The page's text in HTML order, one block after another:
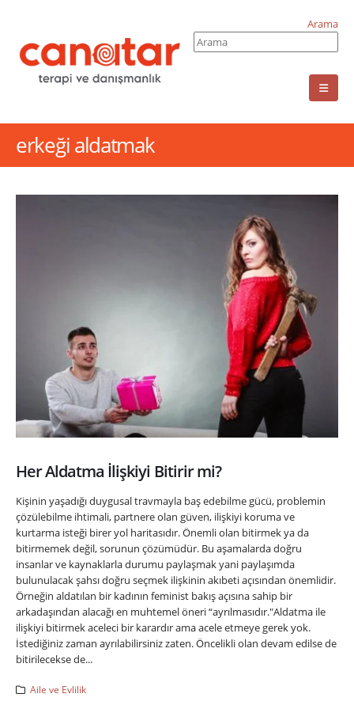
Arama
erkeği aldatmak
Her Aldatma İlişkiyi Bitirir mi?
Kişinin yaşadığı duygusal travmayla baş edebilme gücü, problemin
çözülebilme ihtimali, partnere olan güven, ilişkiyi koruma ve
kurtarma isteği birer yol haritasıdır. Önemli olan bitirmek ya da
bitirmemek değil, sorunun çözümüdür. Bu aşamalarda doğru
insanlar ve kaynaklarla durumu paylaşmak yani paylaşımda
bulunulacak şahsı doğru seçmek ilişkinin akıbeti açısından önemlidir.
Örneğin aldatılan bir kadının feminist bakış açısına sahip bir
arkadaşından alacağı en muhtemel öneri “ayrılmasıdır."Aldatma ile
ilişkiyi bitirmek aceleci bir karardır ama acele etmeye gerek yok.
İstediğiniz zaman ayrılabilirsiniz zaten. Öncelikli olan devam edilse de
bitirilecekse de...
Aile ve Evlilik